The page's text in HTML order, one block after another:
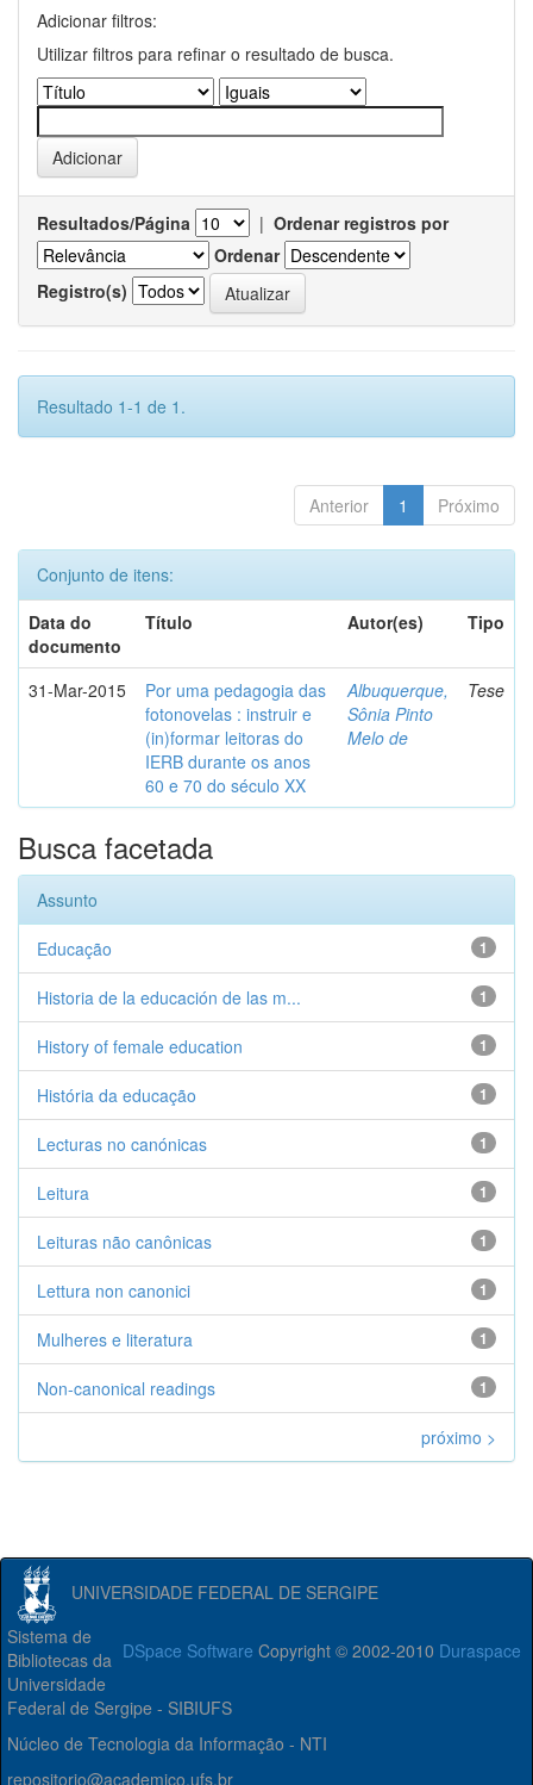
Adicionar filtros:
Utilizar filtros para refinar o resultado de busca.
Resultados/Página | Ordenar registros por
Ordenar
Registro(s)
Resultado 1-1 de 1.
Anterior 1 Próximo
Conjunto de itens:
Data do
documento
Título Autor(es) Tipo
31-Mar-2015
Por uma pedagogia das
fotonovelas : instruir e
(in)formar leitoras do
IERB durante os anos
60 e 70 do século XX
Albuquerque,
Sônia Pinto
Melo de
Tese
Busca facetada
Assunto
1
Educação
1
Historia de la educación de las m...
1
History of female education
1
História da educação
1
Lecturas no canónicas
1
Leitura
1
Leituras não canônicas
1
Lettura non canonici
1
Mulheres e literatura
1
Non-canonical readings
próximo >
UNIVERSIDADE FEDERAL DE SERGIPE
DSpace Software Copyright © 2002-2010 Duraspace
Sistema de
Bibliotecas da
Universidade
Federal de Sergipe - SIBIUFS
Núcleo de Tecnologia da Informação - NTI
repositorio@academico.ufs.br